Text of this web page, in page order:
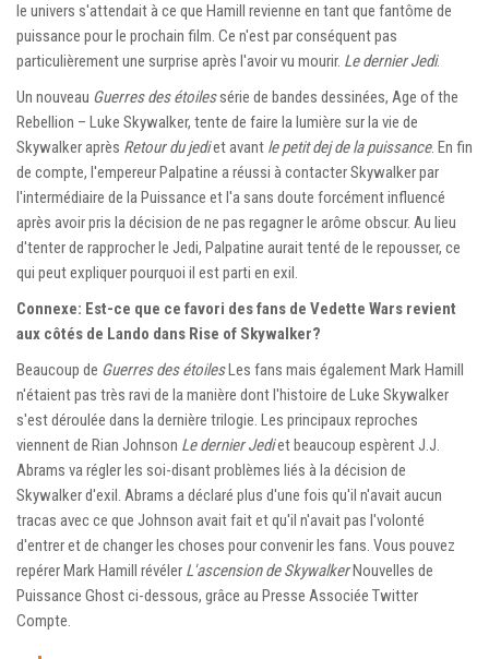
le univers s'attendait à ce que Hamill revienne en tant que fantôme de
puissance pour le prochain film. Ce n'est par conséquent pas
particulièrement une surprise après l'avoir vu mourir. Le dernier Jedi.
Un nouveau Guerres des étoilessérie de bandes dessinées, Age of the
Rebellion – Luke Skywalker, tente de faire la lumière sur la vie de
Skywalker après Retour du jediet avant le petit dej de la puissance. En fin
de compte, l'empereur Palpatine a réussi à contacter Skywalker par
l'intermédiaire de la Puissance et l'a sans doute forcément influencé
après avoir pris la décision de ne pas regagner le arôme obscur. Au lieu
d'tenter de rapprocher le Jedi, Palpatine aurait tenté de le repousser, ce
qui peut expliquer pourquoi il est parti en exil.
Connexe: Est-ce que ce favori des fans de Vedette Wars revient
aux côtés de Lando dans Rise of Skywalker?
Beaucoup de Guerres des étoilesLes fans mais également Mark Hamill
n'étaient pas très ravi de la manière dont l'histoire de Luke Skywalker
s'est déroulée dans la dernière trilogie. Les principaux reproches
viennent de Rian Johnson Le dernier Jediet beaucoup espèrent J.J.
Abrams va régler les soi-disant problèmes liés à la décision de
Skywalker d'exil. Abrams a déclaré plus d'une fois qu'il n'avait aucun
tracas avec ce que Johnson avait fait et qu'il n'avait pas l'volonté
d'entrer et de changer les choses pour convenir les fans. Vous pouvez
repérer Mark Hamill révéler L'ascension de SkywalkerNouvelles de
Puissance Ghost ci-dessous, grâce au Presse Associée Twitter
Compte.